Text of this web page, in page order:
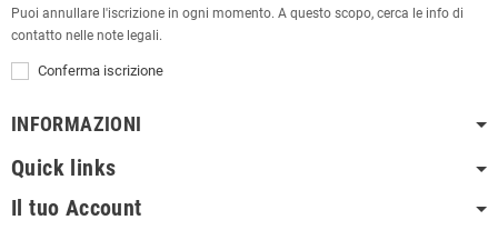
Puoi annullare l'iscrizione in ogni momento. A questo scopo, cerca le info di
contatto nelle note legali.
Conferma iscrizione
INFORMAZIONI
Quick links
Il tuo Account